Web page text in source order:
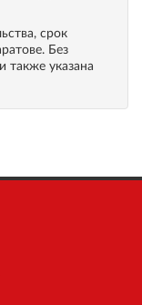
срок
Без
также указана